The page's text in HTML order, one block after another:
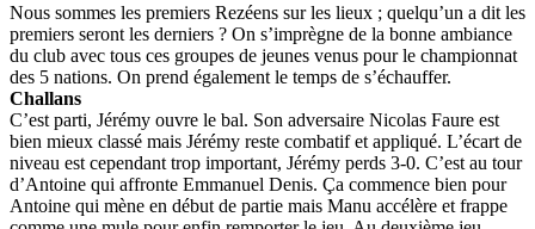
Nous sommes les premiers Rezéens sur les lieux ; quelqu’un a dit les
premiers seront les derniers ? On s’imprègne de la bonne ambiance
du club avec tous ces groupes de jeunes venus pour le championnat
des 5 nations. On prend également le temps de s’échauffer.
Challans
C’est parti, Jérémy ouvre le bal. Son adversaire Nicolas Faure est
bien mieux classé mais Jérémy reste combatif et appliqué. L’écart de
niveau est cependant trop important, Jérémy perds 3-0. C’est au tour
d’Antoine qui affronte Emmanuel Denis. Ça commence bien pour
Antoine qui mène en début de partie mais Manu accélère et frappe